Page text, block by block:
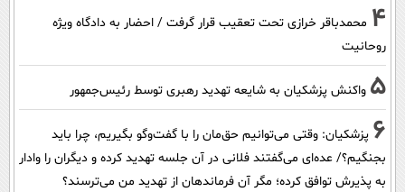
4 محمدباقر خرازی تحت تعقیب قرار گرفت / احضار به دادگاه ویژه
روحانیت
5 واکنش پزشکیان به شایعه تهدید رهبری توسط رئیس‌جمهور
6 پزشکیان: وقتی می‌توانیم حق‌مان را با گفت‌وگو بگیریم، چرا باید
بجنگیم؟/ عده‌ای می‌گفتند فلانی در آن جلسه تهدید کرده و دیگران را وادار
به پذیرش توافق کرده؛ مگر آن فرماندهان از تهدید من می‌ترسند؟